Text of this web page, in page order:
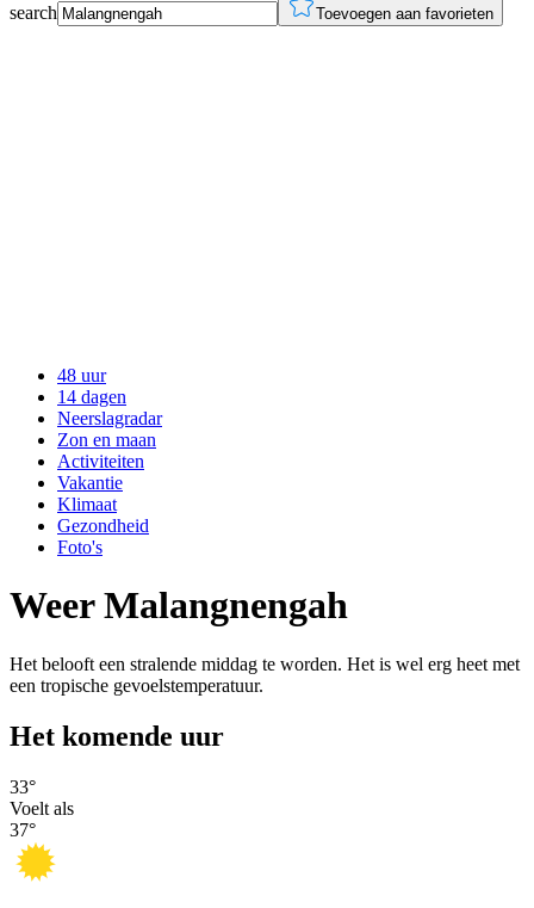
search Toevoegen aan favorieten
48 uur
14 dagen
Neerslagradar
Zon en maan
Activiteiten
Vakantie
Klimaat
Gezondheid
Foto's
Weer Malangnengah
Het belooft een stralende middag te worden. Het is wel erg heet met
een tropische gevoelstemperatuur.
Het komende uur
33°
Voelt als
37°